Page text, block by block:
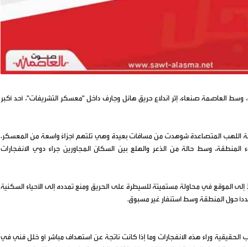
وسط العاصمة صنعاء، إثر اندلاع حريق هائل وجارف داخل "معسكر التشريفات"، أحد أكبر
اللهب المتصاعدة شوهدت من مسافات بعيدة وهي تلتهم أجزاءً واسعة من المعسكر،
وسط حالة من الذعر والهلع بين السكان المجاورين جراء دوي الانفجارات
إلى الموقع في محاولة مستميتة للسيطرة على الحريق ومنع تمدده إلى الأحياء السكنية
حول المنطقة وسط استنفار غير مسبوق.
الحقيقية وراء هذه الانفجارات وما إذا كانت ناتجة عن استهداف مباشر أو خلل فني في